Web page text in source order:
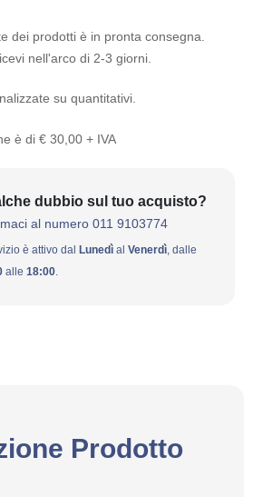
dei prodotti è in pronta consegna.
nell'arco di 2-3 giorni.
su quantitativi.
è di € 30,00 + IVA
dubbio sul tuo acquisto?
al numero 011 9103774
è attivo dal Lunedì al Venerdì, dalle
alle 18:00.
Prodotto